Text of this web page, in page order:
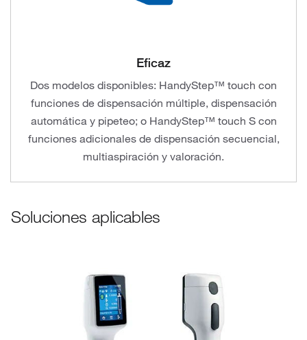
Eficaz
Dos modelos disponibles: HandyStep™ touch con
funciones de dispensación múltiple, dispensación
automática y pipeteo; o HandyStep™ touch S con
funciones adicionales de dispensación secuencial,
multiaspiración y valoración.
Soluciones aplicables